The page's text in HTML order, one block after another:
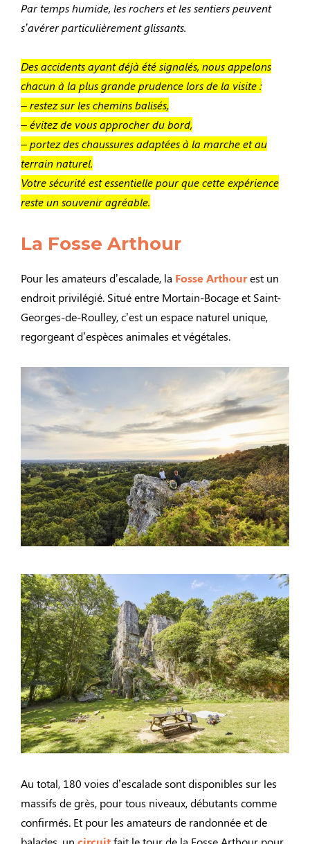
Par temps humide, les rochers et les sentiers peuvent
s’avérer particulièrement glissants.
Des accidents ayant déjà été signalés, nous appelons
chacun à la plus grande prudence lors de la visite :
– restez sur les chemins balisés,
– évitez de vous approcher du bord,
– portez des chaussures adaptées à la marche et au
terrain naturel.
Votre sécurité est essentielle pour que cette expérience
reste un souvenir agréable.
La Fosse Arthour
Pour les amateurs d’escalade, la Fosse Arthourest un
endroit privilégié. Situé entre Mortain-Bocage et Saint-
Georges-de-Roulley, c’est un espace naturel unique,
regorgeant d’espèces animales et végétales.
Au total, 180 voies d’escalade sont disponibles sur les
massifs de grès, pour tous niveaux, débutants comme
confirmés. Et pour les amateurs de randonnée et de